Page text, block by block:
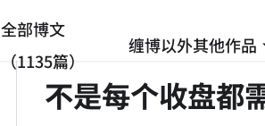
全部博文
（1135篇）
缠博以外其他作品
不是每个收盘都